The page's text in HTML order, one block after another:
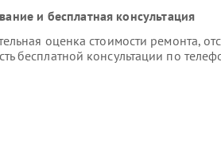
и бесплатная консультация
оценка стоимости ремонта,
бесплатной консультации по